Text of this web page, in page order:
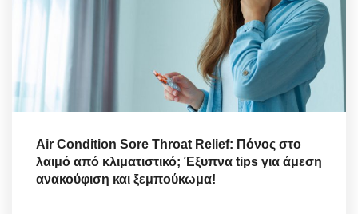
Air Condition Sore Throat Relief: Πόνος στο
λαιμό από κλιματιστικό; Έξυπνα tips για άμεση
ανακούφιση και ξεμπούκωμα!